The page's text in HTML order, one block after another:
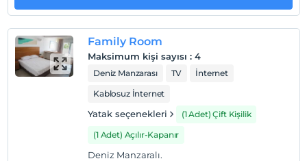
Bodrum Şehir Merkezi'ne 14 km., Bodrum Havaalanı’na
45 km. uzaklıktadır.
Sahil
Denize sıfır konumdadır.
Haritada Göster
Family Room
Maksimum kişi sayısı : 4
Deniz Manzarası TV
İnternet
Kablosuz İnternet
Yatak seçenekleri
(1 Adet) Çift Kişilik
(1 Adet) Açılır-Kapanır
Deniz Manzaralı.